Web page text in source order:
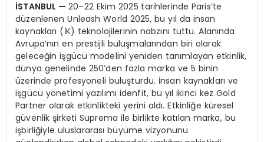
İSTANBUL —20–22 Ekim 2025 tarihlerinde Paris’te
düzenlenen Unleash World 2025, bu yıl da insan
kaynakları (İK) teknolojilerinin nabzını tuttu. Alanında
Avrupa’nın en prestijli buluşmalarından biri olarak
geleceğin işgücü modelini yeniden tanımlayan etkinlik,
dünya genelinde 250’den fazla marka ve 5 binin
üzerinde profesyoneli buluşturdu. İnsan kaynakları ve
işgücü yönetimi yazılımı idenfit, bu yıl ikinci kez Gold
Partner olarak etkinlikteki yerini aldı. Etkinliğe küresel
güvenlik şirketi Suprema ile birlikte katılan marka, bu
işbirliğiyle uluslararası büyüme vizyonunu